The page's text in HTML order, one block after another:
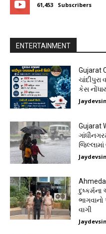
61,453 Subscribers
ENTERTAINMENT
Gujarat
કેસ
Gujarat
ભાગવાનો
વાગી